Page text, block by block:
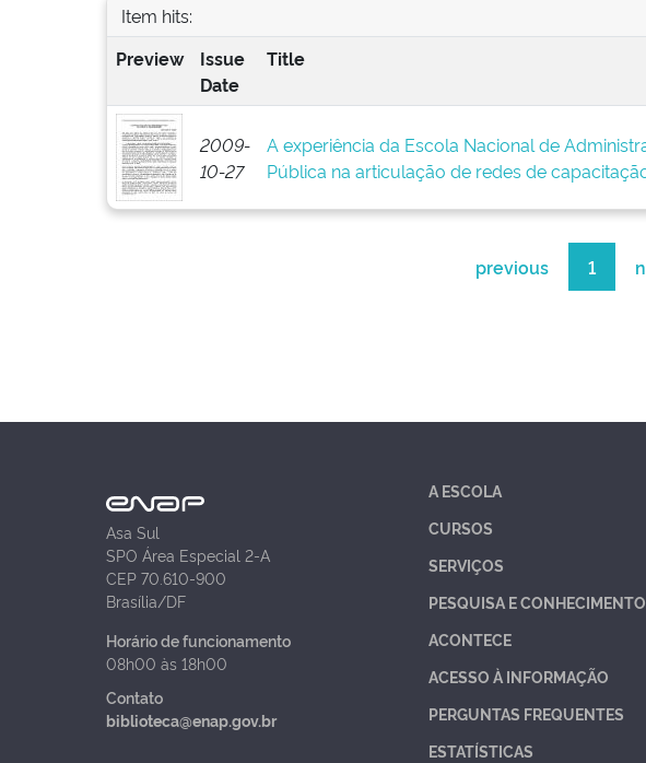
Item hits:
Preview
Issue
Date
Title
2009-
10-27
A experiência da Escola Nacional de
Pública na articulação de redes de
previous 1
Asa Sul
SPO Área Especial 2-A
CEP 70.610-900
Brasília/DF
Horário de funcionamento
08h00 às 18h00
Contato
biblioteca@enap.gov.br
A ESCOLA
CURSOS
SERVIÇOS
PESQUISA E CONHECIMENTO
ACONTECE
ACESSO À INFORMAÇÃO
PERGUNTAS FREQUENTES
ESTATÍSTICAS